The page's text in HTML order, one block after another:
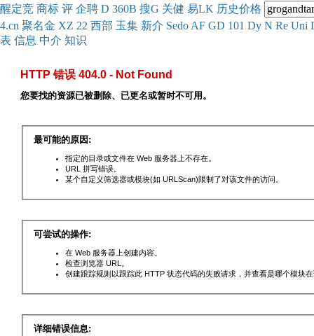
醒定竞 商标 评 企聘 D 360B 搜G 关健 易LK 历史价格
4.cn 聚名金 XZ 22 西部 玉集 新介 Sedo AF GD 101 Dy N Re Uni
表 信息 中介 知识